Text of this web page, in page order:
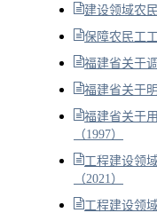
建设领域农
保障农民工
福建省关于
福建省关于
福建省关于
（1997）
工程建设领
（2021）
工程建设领